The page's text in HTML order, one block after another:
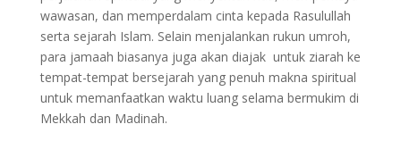
wawasan, dan memperdalam cinta kepada Rasulullah
serta sejarah Islam. Selain menjalankan rukun umroh,
para jamaah biasanya juga akan diajak untuk ziarah ke
tempat-tempat bersejarah yang penuh makna spiritual
untuk memanfaatkan waktu luang selama bermukim di
Mekkah dan Madinah.